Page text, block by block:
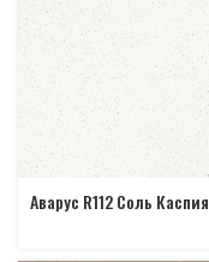
Аварус R112 Соль Каспия